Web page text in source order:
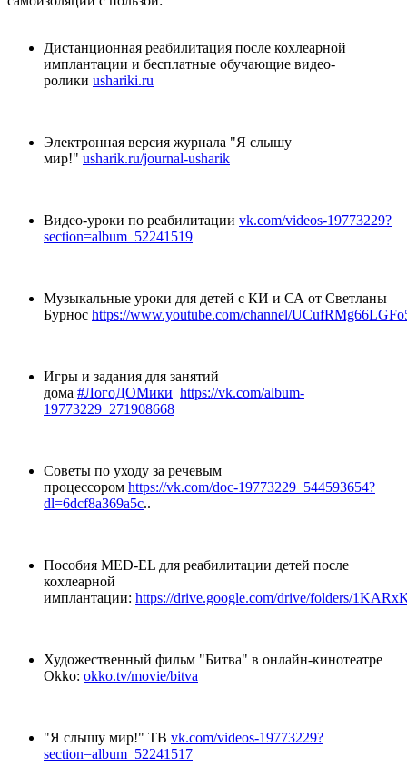
Дистанционная реабилитация после кохлеарной
имплантации и бесплатные обучающие видео-
ролики ushariki.ru
Электронная версия журнала "Я слышу
мир!" usharik.ru/journal-usharik
Видео-уроки по реабилитации vk.com/videos-19773229?
section=album_52241519
Музыкальные уроки для детей с КИ и СА от Светланы
Бурнос https://www.youtube.com/channel/
Игры и задания для занятий
дома #ЛогоДОМики https://vk.com/album-
19773229_271908668
Советы по уходу за речевым
процессором https://vk.com/doc-19773229_544593654?
dl=6dcf8a369a5c..
Пособия MED-EL для реабилитации детей после
кохлеарной
имплантации: https://drive.google.com/drive/folders/
Художественный фильм "Битва" в онлайн-кинотеатре
Okko: okko.tv/movie/bitva
"Я слышу мир!" ТВ vk.com/videos-19773229?
section=album_52241517